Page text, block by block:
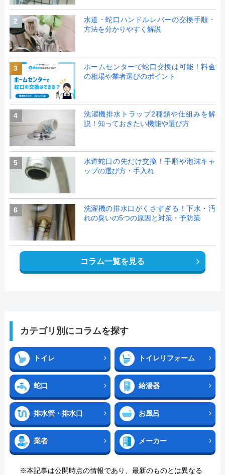
2
水道・蛇口ハンドルレバーの交換手順・
方法を分かりやすく解説
3
ホームセンターで蛇口交換は可能！料金
の相場や業者選びのポイント
4
洗濯機排水トラップ2種類や仕組みを解
説！知っておきたい機能や選び方
5
水道蛇口の先だけ交換！手順や泡沫キャ
ップの選び方・手入れ
6
洗濯機の排水口がくさすぎる！下水・汚
れの臭いの5つの原因と対策・予防策
コラム一覧を見る
カテゴリ別にコラムを探す
トイレ トイレリフォーム
蛇口 給湯器
排水管・排水口 お風呂
業者 メーカー
※本記事は公開時点の情報であり、最新のものとは異なる